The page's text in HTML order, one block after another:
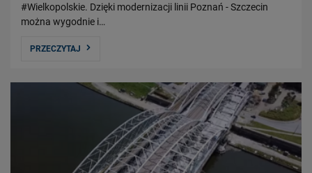
#Wielkopolskie. Dzięki modernizacji linii Poznań - Szczecin
można wygodnie i…
PRZECZYTAJ